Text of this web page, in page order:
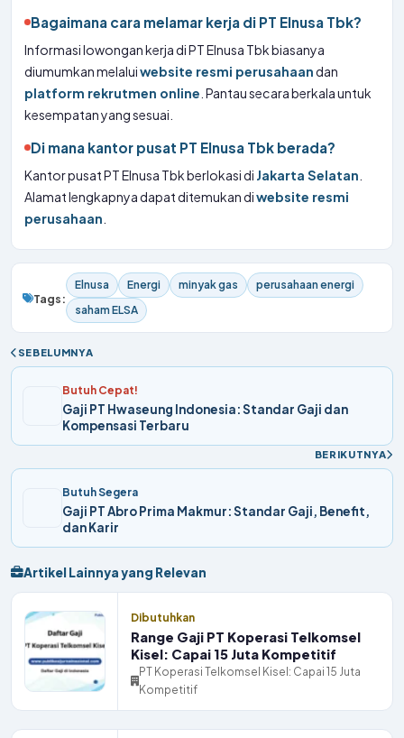
Bagaimana cara melamar kerja di PT Elnusa Tbk?
Informasi lowongan kerja di PT Elnusa Tbk biasanya
diumumkan melaluiwebsite resmi perusahaandan
platform rekrutmen online . Pantau secara berkala untuk
kesempatan yang sesuai.
Di mana kantor pusat PT Elnusa Tbk berada?
Kantor pusat PT Elnusa Tbk berlokasi di Jakarta Selatan
Alamat lengkapnya dapat ditemukan diwebsite resmi
perusahaan
Tags:
Elnusa Energi minyak gas
perusahaan energi
saham ELSA
SEBELUMNYA
Butuh Cepat!
Gaji PT Hwaseung Indonesia: Standar Gaji dan
Kompensasi Terbaru
BERIKUTNYA
Butuh Segera
Gaji PT Abro Prima Makmur: Standar Gaji, Benefit,
dan Karir
Artikel Lainnya yang Relevan
Dibutuhkan
Range Gaji PT Koperasi Telkomsel
Kisel: Capai 15 Juta Kompetitif
PT Koperasi Telkomsel Kisel: Capai 15 Juta
Kompetitif